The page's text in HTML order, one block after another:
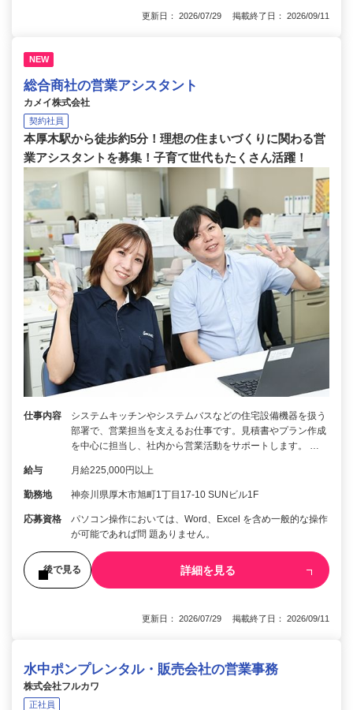
更新日： 2026/07/29 掲載終了日： 2026/09/11
NEW
総合商社の営業アシスタント
カメイ株式会社
契約社員
本厚木駅から徒歩約5分！理想の住まいづくりに関わる営
業アシスタントを募集！子育て世代もたくさん活躍！
仕事内容
システムキッチンやシステムバスなどの住宅設備機器を扱う
部署で、営業担当を支えるお仕事です。見積書やプラン作成
を中心に担当し、社内から営業活動をサポートします。 …
給与 月給225,000円以上
勤務地 神奈川県厚木市旭町1丁目17-10 SUNビル1F
応募資格
パソコン操作においては、Word、Excel を含め一般的な操作
が可能であれば問 題ありません。
後で見る 詳細を見る
更新日： 2026/07/29 掲載終了日： 2026/09/11
水中ポンプレンタル・販売会社の営業事務
株式会社フルカワ
正社員